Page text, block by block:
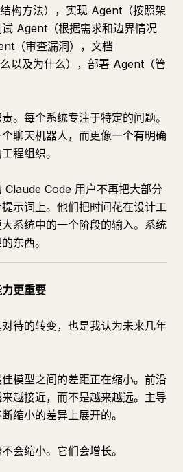
构方法），实现 Agent（按照架
Agent（根据需求和边界情况
（审查漏洞），文档
以及为什么），部署 Agent（管
。每个系统专注于特定的问题。
聊天机器人，而更像一个有明确
程组织。
Claude Code 用户不再把大部分
示词上。他们把时间花在设计工
系统中的一个阶段的输入。系统
东西。
更重要
待的转变，也是我认为未来几年
模型之间的差距正在缩小。前沿
越接近，而不是越来越远。主导
缩小的差异上展开的。
会缩小。它们会增长。